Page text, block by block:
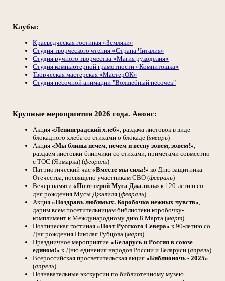
Клубы:
Краеведческая гостиная «Земляки»
Студия творческого чтения «Страна Читалия»
Студия ручного творчества «Магия рукоделия»
Студия компьютерной грамотности «Компитошка»
Творческая мастерская «МастерОК»
Студия песочной анимации "Волшебный песочек"
Крупные мероприятия 2026 года. Анонс:
Акция «Ленинградский хлеб», раздача листовок в виде
блокадного хлеба со стихами о блокаде (январь)
Акция «Мы блины печем, печем и весну зовем, зовем!»,
раздаем листовки-блинчики со стихами, приметами совместно
с ТОС (Ярмарка) (февраль)
Патриотический час «Вместе мы сила!» ко Дню защитника
Отечества, посвящено участникам СВО (февраль)
Вечер памяти «Поэт-герой Муса Джалиль» к 120-летию со
дня рождения Мусы Джалиля (февраль)
Акция «Поздравь любимых. Коробочка нежных чувств»,
дарим всем посетительницам библиотеки коробочку-
комплимент к Международному дню 8 Марта (март)
Поэтическая гостиная «Поэт Русского Севера» к 90-летию со
Дня рождения Николая Рубцова (март)
Праздничное мероприятие «Беларусь и Россия в союзе
едином!» к Дню единения народов России и Беларуси (апрель)
Всероссийская просветительская акция «Библионочь - 2025»
(апрель)
Познавательные экскурсии по библиотечному музею